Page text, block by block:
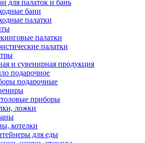
для палаток и бань
бани
палатки
палатки
палатки
и сувенирная продукция
подарочное
подарочные
приборы
ложки
котелки
для еды